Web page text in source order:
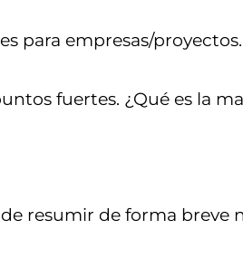
para empresas/proyectos.
fuertes. ¿Qué es la
resumir de forma breve